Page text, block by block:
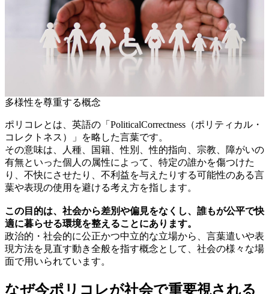
多様性を尊重する概念
ポリコレとは、英語の「PoliticalCorrectness（ポリティカル・
コレクトネス）」を略した言葉です。
その意味は、人種、国籍、性別、性的指向、宗教、障がいの
有無といった個人の属性によって、特定の誰かを傷つけた
り、不快にさせたり、不利益を与えたりする可能性のある言
葉や表現の使用を避ける考え方を指します。
この目的は、社会から差別や偏見をなくし、誰もが公平で快
適に暮らせる環境を整えることにあります。
政治的・社会的に公正かつ中立的な立場から、言葉遣いや表
現方法を見直す動き全般を指す概念として、社会の様々な場
面で用いられています。
なぜ今ポリコレが社会で重要視される